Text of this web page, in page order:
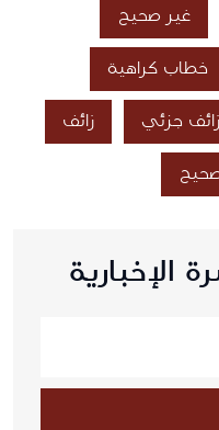
غير صحيح
خطاب كراهية
زائف جزئي زائف
الإخبارية